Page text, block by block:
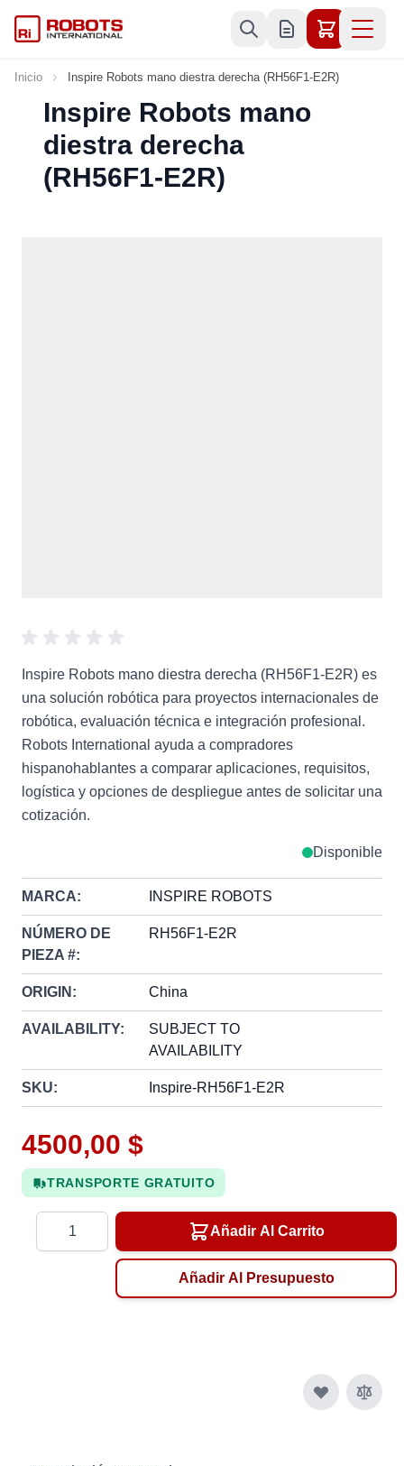
Inicio Inspire Robots mano diestra derecha (RH56F1-E2R)
Inspire Robots mano
diestra derecha
(RH56F1-E2R)
Inspire Robots mano diestra derecha (RH56F1-E2R) es
una solución robótica para proyectos internacionales de
robótica, evaluación técnica e integración profesional.
Robots International ayuda a compradores
hispanohablantes a comparar aplicaciones, requisitos,
logística y opciones de despliegue antes de solicitar una
cotización.
Disponible
MARCA: INSPIRE ROBOTS
NÚMERO DE
PIEZA #:
RH56F1-E2R
ORIGIN: China
AVAILABILITY:
SUBJECT TO
AVAILABILITY
SKU: Inspire-RH56F1-E2R
4500,00 $
TRANSPORTE GRATUITO
Añadir Al Carrito
Añadir Al Presupuesto